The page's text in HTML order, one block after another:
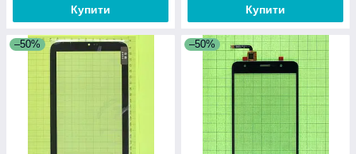
Купити Купити
–50% –50%